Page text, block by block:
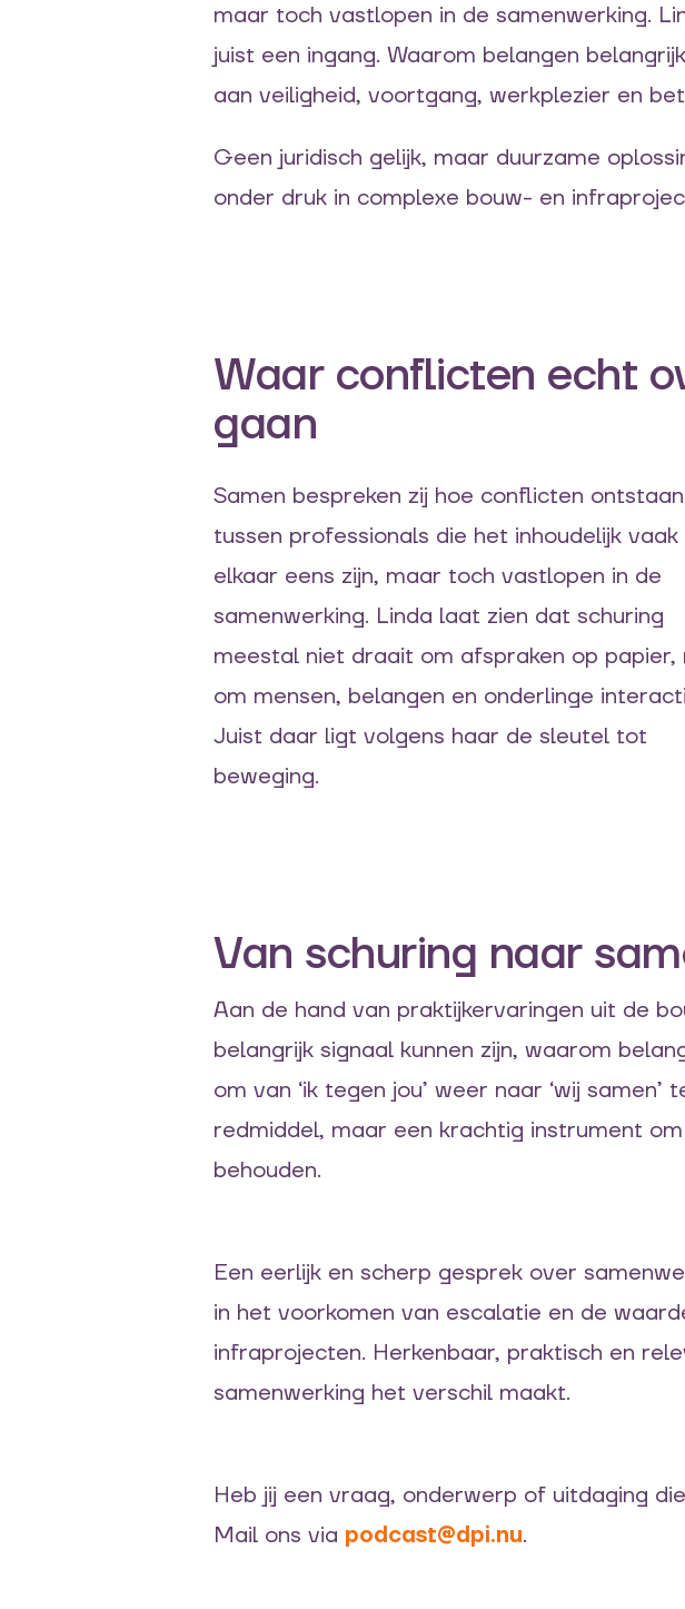
maar toch vastlopen in de samenwerking.
juist een ingang. Waarom belangen
aan veiligheid, voortgang, werkplezier en
Geen juridisch gelijk, maar duurzame
onder druk in complexe bouw- en
Waar conflicten echt
gaan
Samen bespreken zij hoe conflicten ontstaan
tussen professionals die het inhoudelijk
elkaar eens zijn, maar toch vastlopen in de
samenwerking. Linda laat zien dat schuring
meestal niet draait om afspraken op papier,
om mensen, belangen en onderlinge
Juist daar ligt volgens haar de sleutel tot
beweging.
Van schuring naar
Aan de hand van praktijkervaringen uit de
belangrijk signaal kunnen zijn, waarom
om van ‘ik tegen jou’ weer naar ‘wij
redmiddel, maar een krachtig instrument
behouden.
Een eerlijk en scherp gesprek over
in het voorkomen van escalatie en de
infraprojecten. Herkenbaar, praktisch en
samenwerking het verschil maakt.
Heb jij een vraag, onderwerp of uitdaging
Mail ons via podcast@dpi.nu.